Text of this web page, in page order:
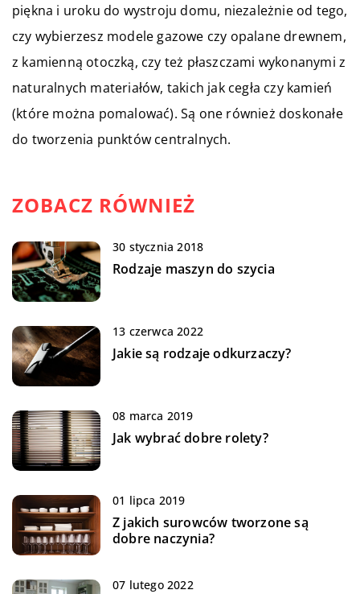
piękna i uroku do wystroju domu, niezależnie od tego,
czy wybierzesz modele gazowe czy opalane drewnem,
z kamienną otoczką, czy też płaszczami wykonanymi z
naturalnych materiałów, takich jak cegła czy kamień
(które można pomalować). Są one również doskonałe
do tworzenia punktów centralnych.
ZOBACZ RÓWNIEŻ
30 stycznia 2018
Rodzaje maszyn do szycia
13 czerwca 2022
Jakie są rodzaje odkurzaczy?
08 marca 2019
Jak wybrać dobre rolety?
01 lipca 2019
Z jakich surowców tworzone są
dobre naczynia?
07 lutego 2022